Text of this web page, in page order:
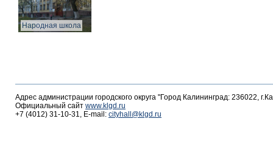
Народная школа
Адрес администрации городского округа "Город Калининград: 236022,
Официальный сайт www.klgd.ru
+7 (4012) 31-10-31, E-mail: cityhall@klgd.ru